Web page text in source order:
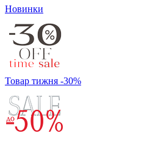
Новинки
Товар тижня -30%